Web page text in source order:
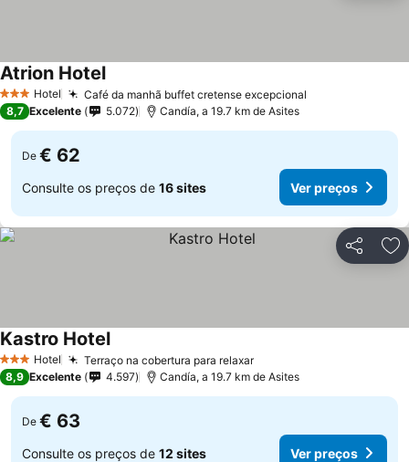
3 EstrelasHotel Café da manhã buffet cretense excepcional
Atrion Hotel
8,7 Excelente 5.072 Candía, a 19.7 km de Asites
De € 62
Consulte os preços de 16 sites Ver preços
Partilhar
3 EstrelasHotel Terraço na cobertura para relaxar
Kastro Hotel
8,9 Excelente 4.597 Candía, a 19.7 km de Asites
De € 63
Consulte os preços de 12 sites Ver preços